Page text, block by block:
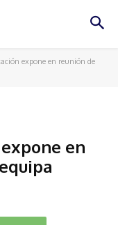
expone en reunión de
en